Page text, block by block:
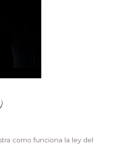
como funciona la ley del